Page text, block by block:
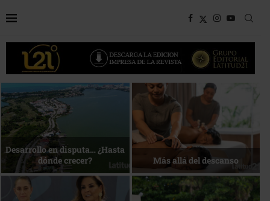
Bottega, un viaje servido a la
mesa
Energía que Impulsa la
competitividad